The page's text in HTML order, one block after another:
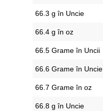
66.3 g în Uncie
66.4 g în oz
66.5 Grame în Uncii
66.6 Grame în Uncie
66.7 Grame în oz
66.8 g în Uncie